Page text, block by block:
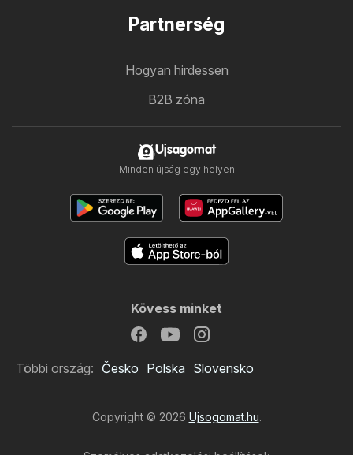
Partnerség
Hogyan hirdessen
B2B zóna
Ujsagomat
Minden újság egy helyen
Kövess minket
Többi ország: Česko Polska Slovensko
Copyright © 2026 Ujsogomat.hu.